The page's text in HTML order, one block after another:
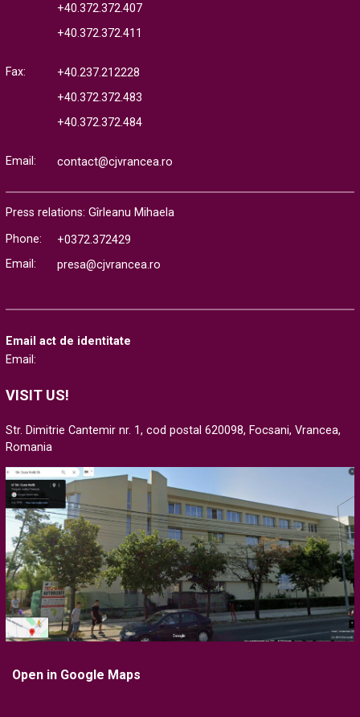
+40.372.372.407
+40.372.372.411
Fax:
+40.237.212228
+40.372.372.483
+40.372.372.484
Email: contact@cjvrancea.ro
Press relations: Gîrleanu Mihaela
Phone:
+0372.372429
Email:
presa@cjvrancea.ro
Email act de identitate
Email:
VISIT US!
Str. Dimitrie Cantemir nr. 1, cod postal 620098, Focsani, Vrancea,
Romania
Open in Google Maps